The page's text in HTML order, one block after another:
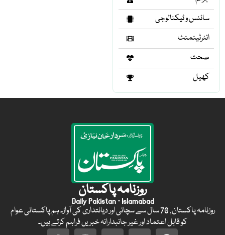
سائنس و ٹیکنالوجی
انٹرٹینمنٹ
صحت
کھیل
روزنامہ پاکستان
Daily Pakistan · Islamabad
روزنامہ پاکستان, 70 سال سے سچائی اور دیانتداری کی آواز۔ ہم پاکستانی عوام
کو قابل اعتماد اور غیر جانبدارانہ خبریں فراہم کرتے ہیں۔